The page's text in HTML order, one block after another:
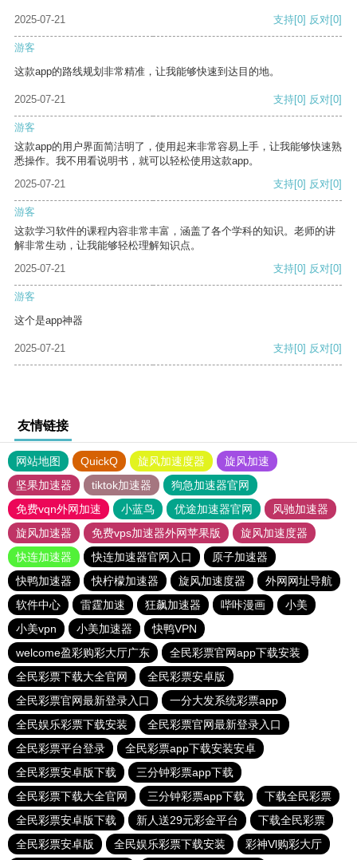
2025-07-21 支持[0] 反对[0]
游客
这款app的路线规划非常精准，让我能够快速到达目的地。
2025-07-21 支持[0] 反对[0]
游客
这款app的用户界面简洁明了，使用起来非常容易上手，让我能够快速熟
悉操作。我不用看说明书，就可以轻松使用这款app。
2025-07-21
支持[0] 反对[0]
游客
这款学习软件的课程内容非常丰富，涵盖了各个学科的知识。老师的讲
解非常生动，让我能够轻松理解知识点。
2025-07-21
支持[0] 反对[0]
游客
这个是app神器
2025-07-21 支持[0] 反对[0]
友情链接
网站地图 QuickQ 旋风加速度器
旋风加速
坚果加速器
tiktok加速器
狗急加速器官网
免费vqn外网加速
小蓝鸟 优途加速器官网
风驰加速器
旋风加速器
免费vps加速器外网苹果版
旋风加速度器
快连加速器
快连加速器官网入口
原子加速器
快鸭加速器
快柠檬加速器 旋风加速度器
外网网址导航
软件中心
雷霆加速 狂飙加速器 哔咔漫画
小美
小美vpn
小美加速器
快鸭VPN
welcome盈彩购彩大厅广东
全民彩票官网app下载安装
全民彩票下载大全官网
全民彩票安卓版
全民彩票官网最新登录入口
一分大发系统彩票app
全民娱乐彩票下载安装
全民彩票官网最新登录入口
全民彩票平台登录
全民彩票app下载安装安卓
全民彩票安卓版下载
三分钟彩票app下载
全民彩票下载大全官网
三分钟彩票app下载
下载全民彩票
全民彩票安卓版下载
新人送29元彩金平台
下载全民彩票
全民彩票安卓版
全民娱乐彩票下载安装 彩神Vl购彩大厅